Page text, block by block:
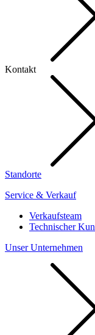
Kontakt
Standorte
Service & Verkauf
Verkaufsteam
Technischer
Unser Unternehmen